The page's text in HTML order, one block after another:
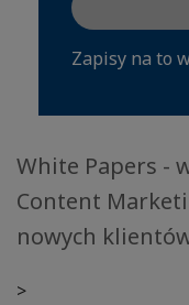
Zapisy na to
White Papers -
Content
nowych
>